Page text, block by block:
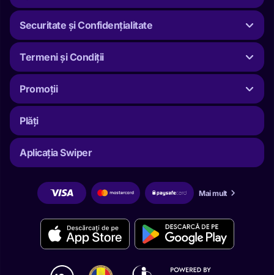
Securitate și Confidențialitate
Termeni și Condiții
Promoții
Plăți
Aplicația Swiper
Mai mult